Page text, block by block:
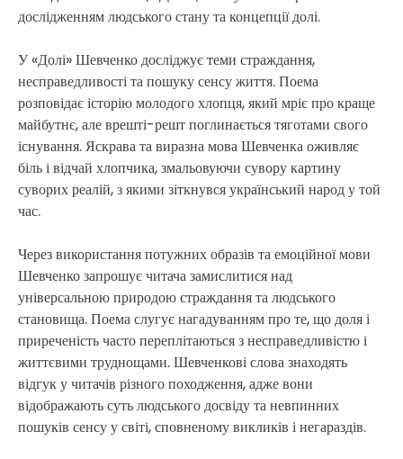
дослідженням людського стану та концепції долі.
У «Долі» Шевченко досліджує теми страждання,
несправедливості та пошуку сенсу життя. Поема
розповідає історію молодого хлопця, який мріє про краще
майбутнє, але врешті-решт поглинається тяготами свого
існування. Яскрава та виразна мова Шевченка оживляє
біль і відчай хлопчика, змальовуючи сувору картину
суворих реалій, з якими зіткнувся український народ у той
час.
Через використання потужних образів та емоційної мови
Шевченко запрошує читача замислитися над
універсальною природою страждання та людського
становища. Поема слугує нагадуванням про те, що доля і
приреченість часто переплітаються з несправедливістю і
життєвими труднощами. Шевченкові слова знаходять
відгук у читачів різного походження, адже вони
відображають суть людського досвіду та невпинних
пошуків сенсу у світі, сповненому викликів і негараздів.